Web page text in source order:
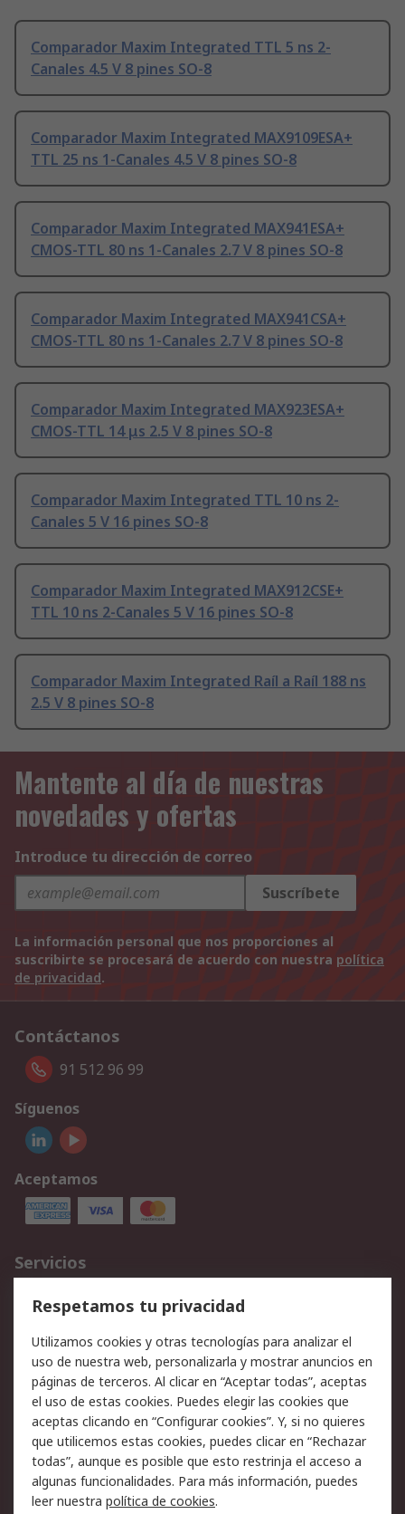
Comparador Maxim Integrated TTL 5 ns 2-
Canales 4.5 V 8 pines SO-8
Comparador Maxim Integrated MAX9109ESA+
TTL 25 ns 1-Canales 4.5 V 8 pines SO-8
Comparador Maxim Integrated MAX941ESA+
CMOS-TTL 80 ns 1-Canales 2.7 V 8 pines SO-8
Comparador Maxim Integrated MAX941CSA+
CMOS-TTL 80 ns 1-Canales 2.7 V 8 pines SO-8
Comparador Maxim Integrated MAX923ESA+
CMOS-TTL 14 μs 2.5 V 8 pines SO-8
Comparador Maxim Integrated TTL 10 ns 2-
Canales 5 V 16 pines SO-8
Comparador Maxim Integrated MAX912CSE+
TTL 10 ns 2-Canales 5 V 16 pines SO-8
Comparador Maxim Integrated Raíl a Raíl 188 ns
2.5 V 8 pines SO-8
Mantente al día de nuestras
novedades y ofertas
Introduce tu dirección de correo
Suscríbete
La información personal que nos proporciones al
suscribirte se procesará de acuerdo con nuestra política
de privacidad.
Contáctanos
91 512 96 99
Síguenos
Aceptamos
Servicios
Cómo realizar pedidos
Devoluciones
Facturación y pago
Ofertas
Soporte técnico
Legal
Aviso legal
Política de privacidad -
Actualizada
Política sobre cookies
Seguridad de emails
Certificaciones de
Condiciones de venta
Respetamos tu privacidad
Utilizamos cookies y otras tecnologías para analizar el
uso de nuestra web, personalizarla y mostrar anuncios en
páginas de terceros. Al clicar en “Aceptar todas”, aceptas
el uso de estas cookies. Puedes elegir las cookies que
aceptas clicando en “Configurar cookies”. Y, si no quieres
que utilicemos estas cookies, puedes clicar en “Rechazar
todas”, aunque es posible que esto restrinja el acceso a
algunas funcionalidades. Para más información, puedes
leer nuestra política de cookies.